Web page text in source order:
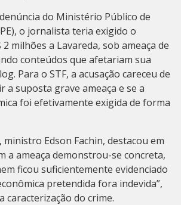
do Ministério Público de
o jornalista teria exigido o
milhões a Lavareda, sob ameaça de
conteúdos que afetariam sua
Para o STF, a acusação careceu de
a suposta grave ameaça e se a
foi efetivamente exigida de forma
Edson Fachin, destacou em
a ameaça demonstrou-se concreta,
ficou suficientemente evidenciado
pretendida fora indevida”,
caracterização do crime.